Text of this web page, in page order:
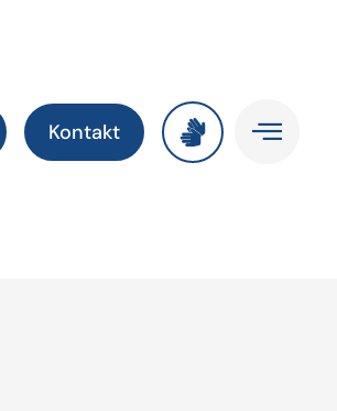
Kontakt